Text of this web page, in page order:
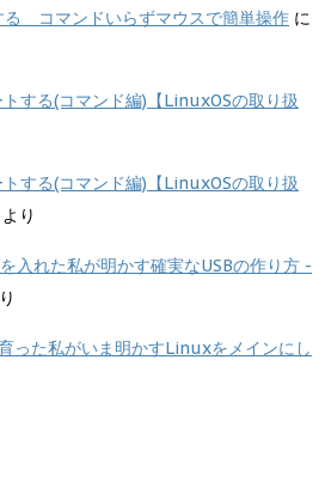
コマンドいらずマウスで簡単操作 に
する(コマンド編)【LinuxOSの取り扱
する(コマンド編)【LinuxOSの取り扱
より
入れた私が明かす確実なUSBの作り方 -
った私がいま明かすLinuxをメインにし